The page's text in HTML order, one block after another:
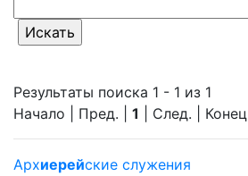
Результаты поиска 1 - 1 из 1
Начало | Пред. | 1 | След. | Конец
Архиерейские служения